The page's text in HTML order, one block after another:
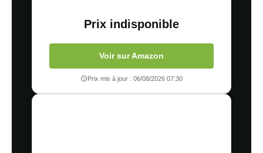
Prix indisponible
Voir sur Amazon
Prix mis à jour : 06/08/2026 07:30